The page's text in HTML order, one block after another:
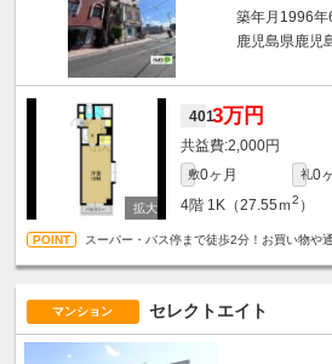
築年月1996年
鹿児島県鹿児
4013万円
2,000円
敷0ヶ月 礼0
4階 1K（27.55ｍ2 ）
スーパー・バス停まで徒歩2分！お買い物や
マンション セレクトエイト